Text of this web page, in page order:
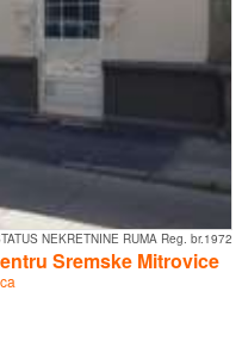
NEKRETNINE RUMA Reg. br.1972
Sremske Mitrovice